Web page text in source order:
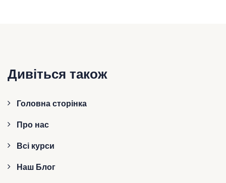
Дивіться також
Головна сторінка
Про нас
Всі курси
Наш Блог